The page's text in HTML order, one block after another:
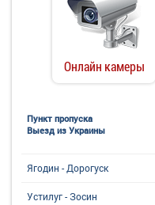
Онлайн камеры
Пункт пропуска
Выезд из Украины
Ягодин - Дорогуск
Устилуг - Зосин